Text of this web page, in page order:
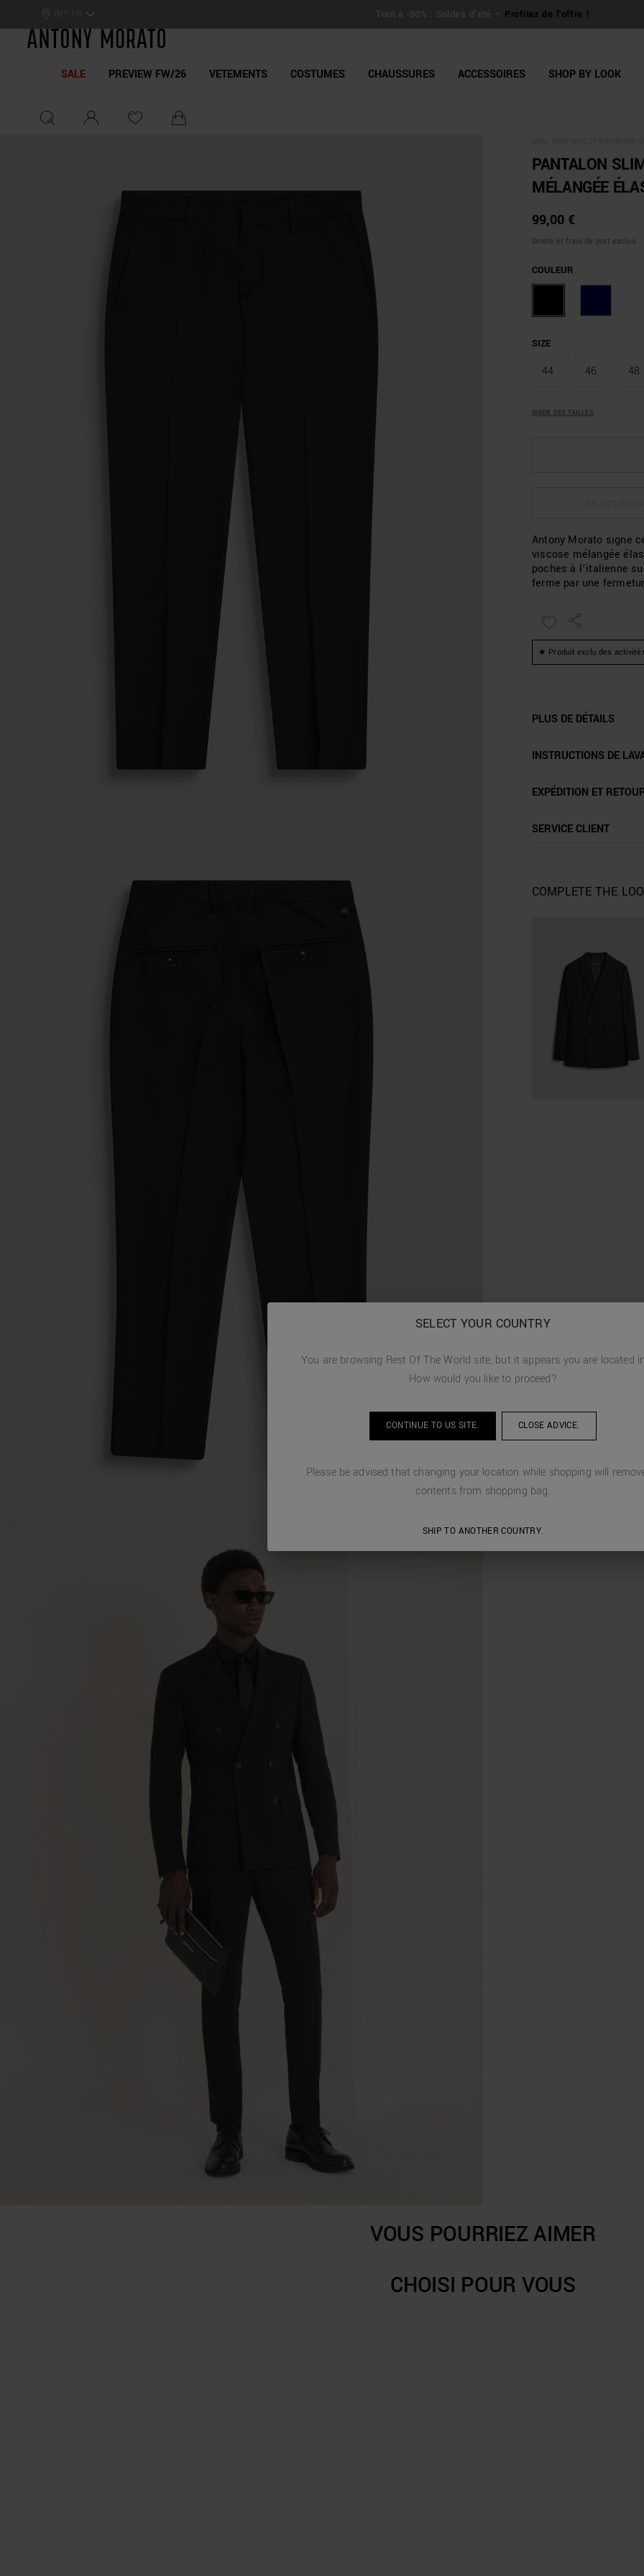
INT_FR Tout à -50% : Soldes d'été – Profitez de l'offre !
Antony Morato - Official Online Shop
SALE PREVIEW FW/26 VETEMENTS COSTUMES CHAUSSURES ACCESSOIRES SHOP BY LOOK
PANTALON
MÉLANGÉE
99,00 €
Droits et frais de port exclus
COULEUR
SIZE
44 46 48
GUIDE DES TAILLES
Antony Morato signe
viscose mélangée
poches à l’italienne
ferme par une
★ Produit exclu des
PLUS DE DÉTAILS
INSTRUCTIONS DE
EXPÉDITION ET
SERVICE CLIENT
COMPLETE THE
VOUS POURRIEZ AIMER
CHOISI POUR VOUS
SELECT YOUR COUNTRY
You are browsing Rest Of The World site, but it appears you are located in
How would you like to proceed?
CONTINUE TO US SITE. CLOSE ADVICE.
Please be advised that changing your location while shopping will
contents from shopping bag.
SHIP TO ANOTHER COUNTRY.